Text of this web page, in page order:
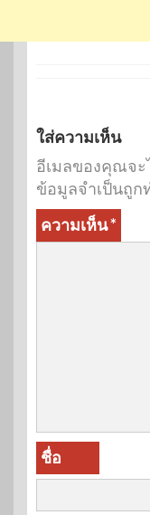
ใส่ความเห็น
อีเมลของคุณจ
ข้อมูลจำเป็นถูก
ความเห็น*
ชื่อ